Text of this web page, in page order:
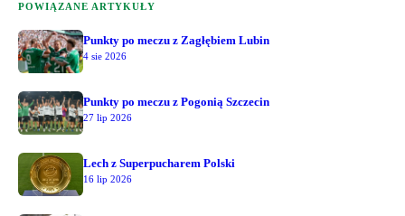
POWIĄZANE ARTYKUŁY
Punkty po meczu z Zagłębiem Lubin
4 sie 2026
Punkty po meczu z Pogonią Szczecin
27 lip 2026
Lech z Superpucharem Polski
16 lip 2026